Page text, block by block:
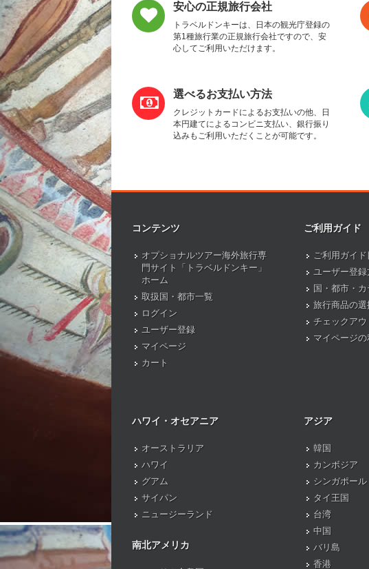
安心の正規旅行会社
トラベルドンキーは、日本の観光庁登録の
第1種旅行業の正規旅行会社ですので、安
心してご利用いただけます。
選べるお支払い方法
クレジットカードによるお支払いの他、日
本円建てによるコンビニ支払い、銀行振り
込みもご利用いただくことが可能です。
コンテンツ
オプショナルツアー海外旅行専
門サイト「トラベルドンキー」
ホーム
取扱国・都市一覧
ログイン
ユーザー登録
マイページ
カート
ご利用ガイド
ご利用ガイド
ユーザー登録
国・都市・
旅行商品の
チェックアウ
マイページ
ハワイ・オセアニア
オーストラリア
ハワイ
グアム
サイパン
ニュージーランド
南北アメリカ
アジア
韓国
カンボジア
シンガポール
タイ王国
台湾
中国
バリ島
香港